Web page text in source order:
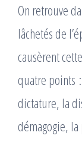
On retrouve
lâchetés de
causèrent
quatre points
dictature, la
démagogie,